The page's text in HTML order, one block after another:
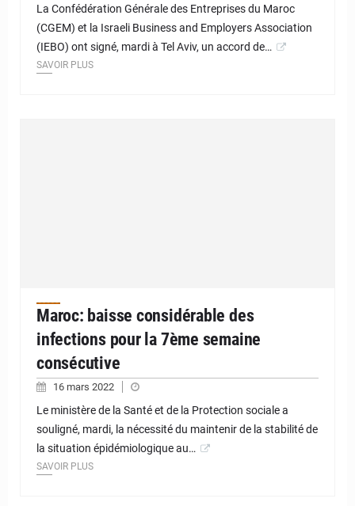
La Confédération Générale des Entreprises du Maroc
(CGEM) et la Israeli Business and Employers Association
(IEBO) ont signé, mardi à Tel Aviv, un accord de…
SAVOIR PLUS
Maroc: baisse considérable des
infections pour la 7ème semaine
consécutive
16 mars 2022
Le ministère de la Santé et de la Protection sociale a
souligné, mardi, la nécessité du maintenir de la stabilité de
la situation épidémiologique au…
SAVOIR PLUS